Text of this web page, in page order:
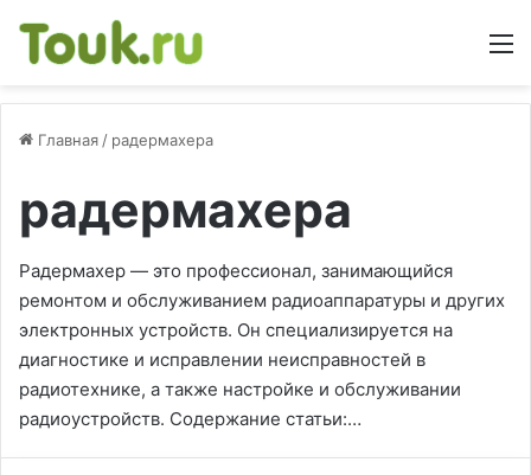
Главная / радермахера
радермахера
Радермахер — это профессионал, занимающийся
ремонтом и обслуживанием радиоаппаратуры и других
электронных устройств. Он специализируется на
диагностике и исправлении неисправностей в
радиотехнике, а также настройке и обслуживании
радиоустройств. Содержание статьи:…